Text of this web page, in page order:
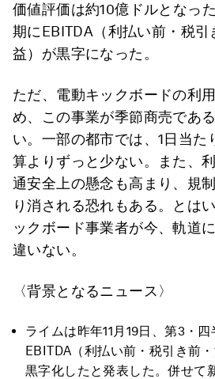
価値評価は約10億ドルとなっ
期にEBITDA（利払い前・税引
益）が黒字になった。
ただ、電動キックボードの利
め、この事業が季節商売であ
い。一部の都市では、1日当た
算よりずっと少ない。また、
通安全上の懸念も高まり、規
り消される恐れもある。とは
ックボード事業者が今、軌道
違いない。
〈背景となるニュース〉
ライムは昨年11月19日、第3・
EBITDA（利払い前・税引き前
黒字化したと発表した。併せて